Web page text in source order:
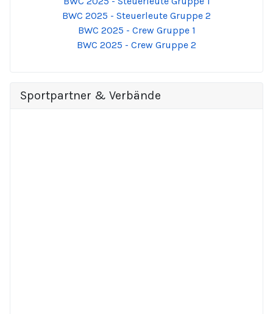
BWC 2025 - Steuerleute Gruppe 2
BWC 2025 - Crew Gruppe 1
BWC 2025 - Crew Gruppe 2
Sportpartner & Verbände